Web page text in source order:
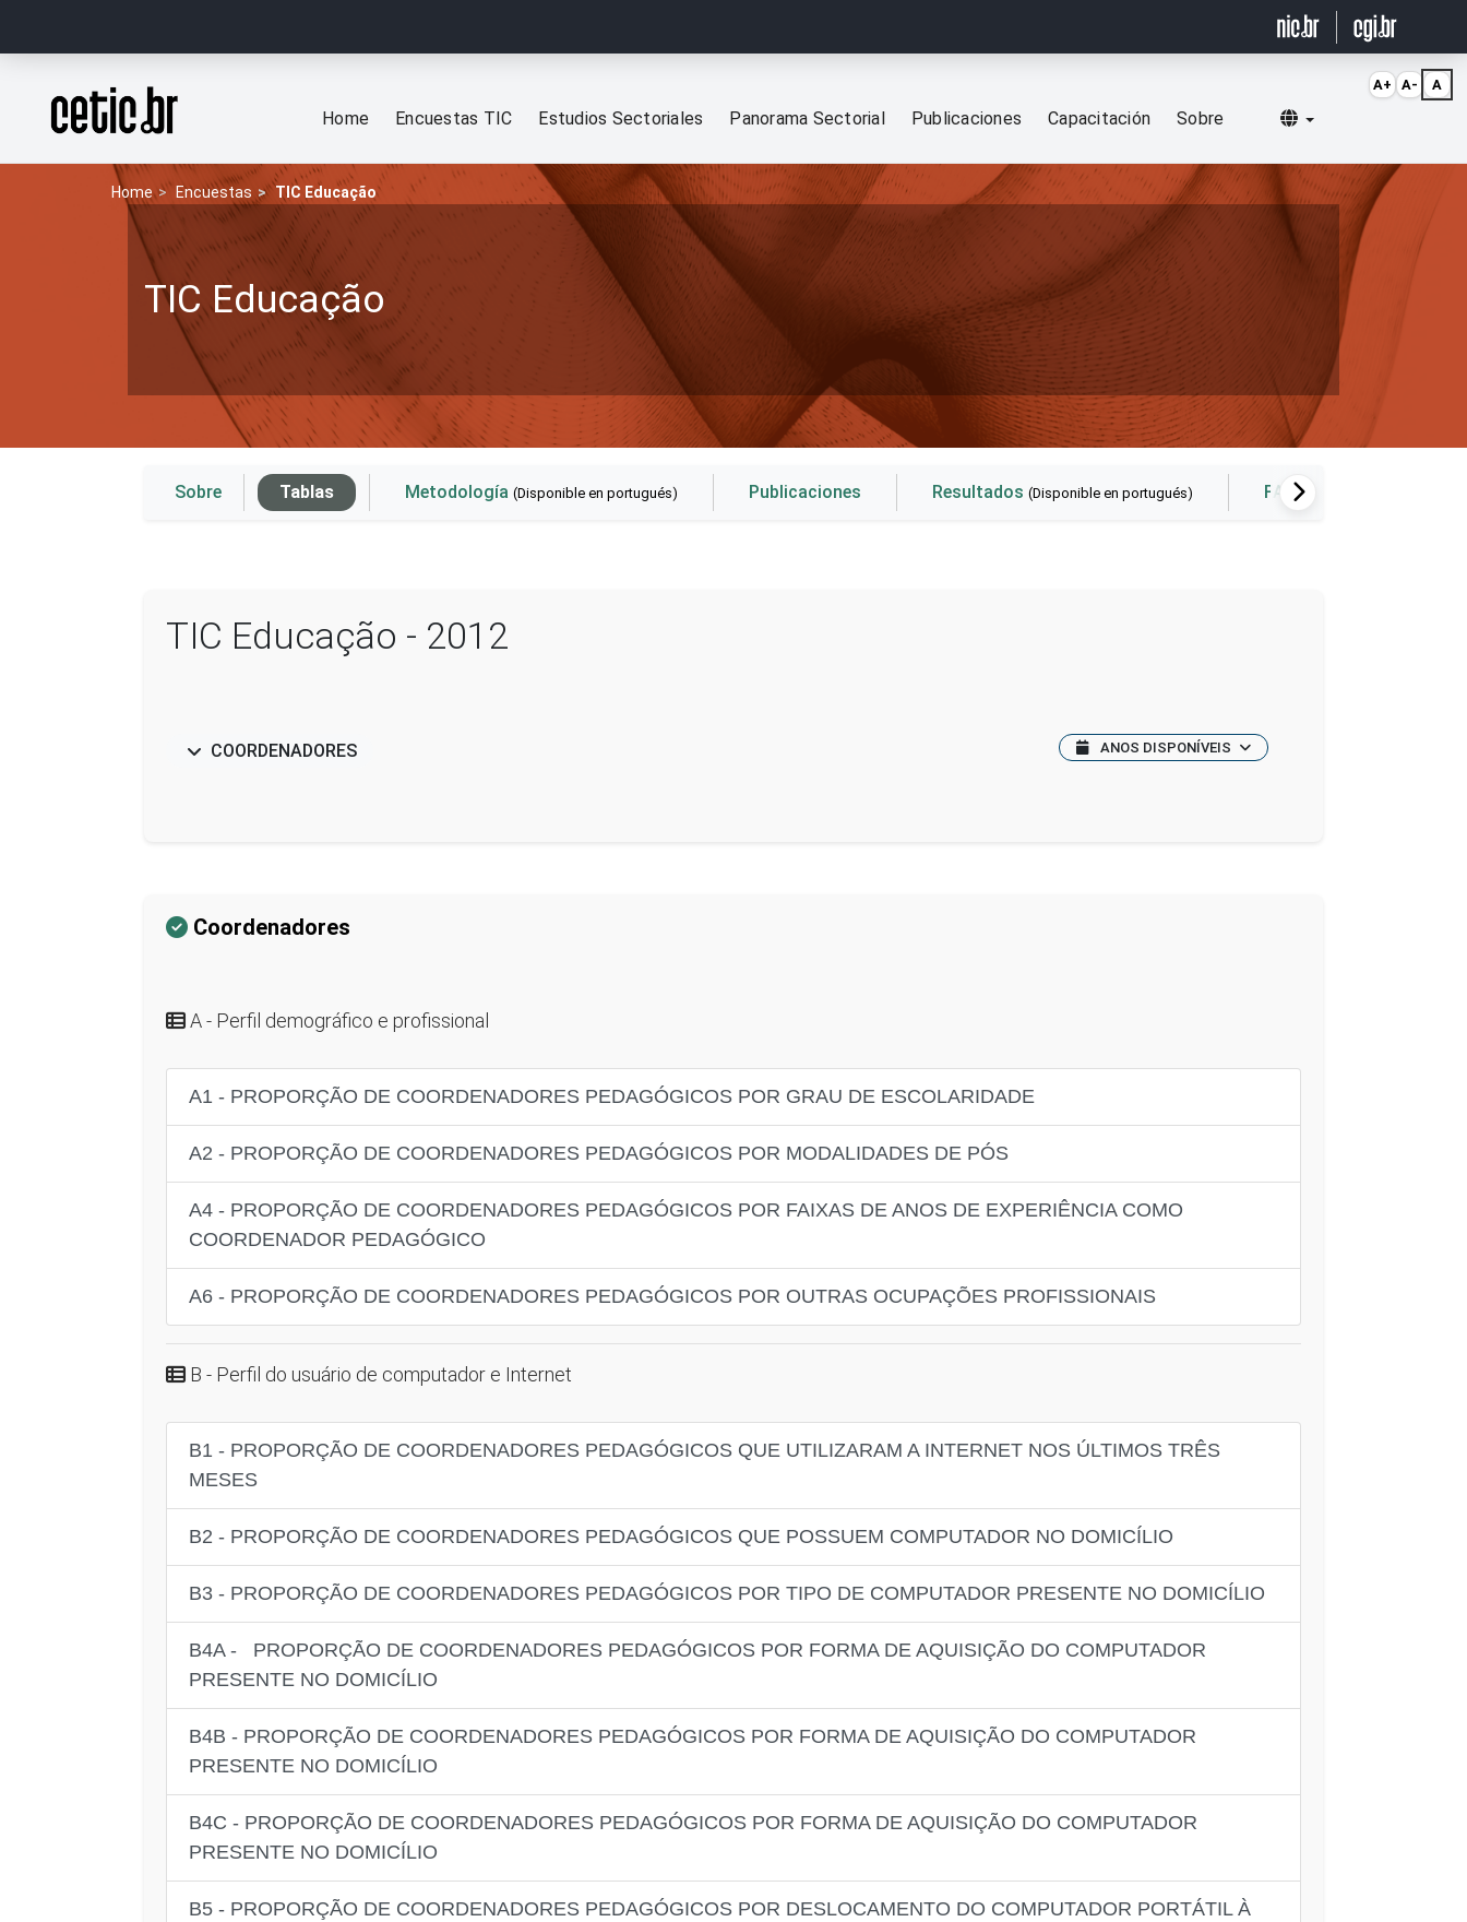
Página inicial
Home Encuestas TIC Estudios Sectoriales Panorama Sectorial Publicaciones Capacitación Sobre Selecionar idioma
Home Encuestas TIC Educação
TIC Educação
Sobre Tablas Metodología (Disponible en portugués) Publicaciones Resultados (Disponible en portugués) FAQ
TIC Educação - 2012
COORDENADORES ANOS DISPONÍVEIS
Coordenadores
A - Perfil demográfico e profissional
A1 - PROPORÇÃO DE COORDENADORES PEDAGÓGICOS POR GRAU DE ESCOLARIDADE
A2 - PROPORÇÃO DE COORDENADORES PEDAGÓGICOS POR MODALIDADES DE PÓS
A4 - PROPORÇÃO DE COORDENADORES PEDAGÓGICOS POR FAIXAS DE ANOS DE EXPERIÊNCIA COMO
COORDENADOR PEDAGÓGICO
A6 - PROPORÇÃO DE COORDENADORES PEDAGÓGICOS POR OUTRAS OCUPAÇÕES PROFISSIONAIS
B - Perfil do usuário de computador e Internet
B1 - PROPORÇÃO DE COORDENADORES PEDAGÓGICOS QUE UTILIZARAM A INTERNET NOS ÚLTIMOS TRÊS
MESES
B2 - PROPORÇÃO DE COORDENADORES PEDAGÓGICOS QUE POSSUEM COMPUTADOR NO DOMICÍLIO
B3 - PROPORÇÃO DE COORDENADORES PEDAGÓGICOS POR TIPO DE COMPUTADOR PRESENTE NO DOMICÍLIO
B4A - PROPORÇÃO DE COORDENADORES PEDAGÓGICOS POR FORMA DE AQUISIÇÃO DO COMPUTADOR
PRESENTE NO DOMICÍLIO
B4B - PROPORÇÃO DE COORDENADORES PEDAGÓGICOS POR FORMA DE AQUISIÇÃO DO COMPUTADOR
PRESENTE NO DOMICÍLIO
B4C - PROPORÇÃO DE COORDENADORES PEDAGÓGICOS POR FORMA DE AQUISIÇÃO DO COMPUTADOR
PRESENTE NO DOMICÍLIO
B5 - PROPORÇÃO DE COORDENADORES PEDAGÓGICOS POR DESLOCAMENTO DO COMPUTADOR PORTÁTIL À
A+ A- A